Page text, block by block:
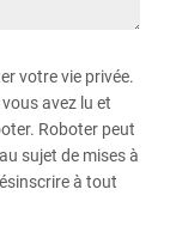
votre vie privée.
avez lu et
Roboter peut
sujet de mises à
à tout